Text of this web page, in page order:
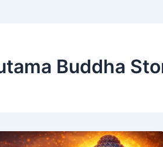
Buddha